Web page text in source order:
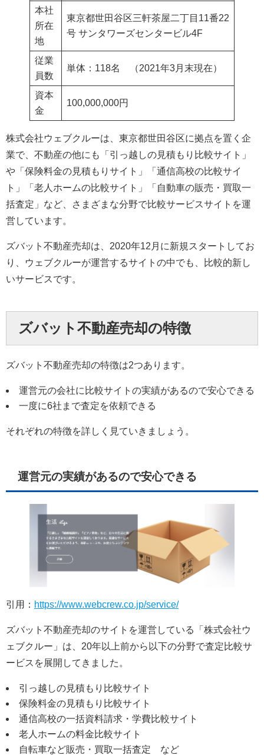
本社
所在
地
東京都世田谷区三軒茶屋二丁目11番22
号 サンタワーズセンタービル4F
従業
員数
単体：118名 （2021年3月末現在）
資本
金
100,000,000円
株式会社ウェブクルーは、東京都世田谷区に拠点を置く企
業で、不動産の他にも「引っ越しの見積もり比較サイト」
や「保険料金の見積もりサイト」「通信高校の比較サイ
ト」「老人ホームの比較サイト」「自動車の販売・買取一
括査定」など、さまざまな分野で比較サービスサイトを運
営しています。
ズバット不動産売却は、2020年12月に新規スタートしてお
り、ウェブクルーが運営するサイトの中でも、比較的新し
いサービスです。
ズバット不動産売却の特徴
ズバット不動産売却の特徴は2つあります。
運営元の会社に比較サイトの実績があるので安心できる
一度に6社まで査定を依頼できる
それぞれの特徴を詳しく見ていきましょう。
運営元の実績があるので安心できる
引用： https://www.webcrew.co.jp/service/
ズバット不動産売却のサイトを運営している「株式会社ウ
ェブクルー」は、20年以上前から以下の分野で査定比較サ
ービスを展開してきました。
引っ越しの見積もり比較サイト
保険料金の見積もり比較サイト
通信高校の一括資料請求・学費比較サイト
老人ホームの料金比較サイト
自転車など販売・買取一括査定 など